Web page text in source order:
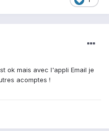
ok mais avec l'appli Email je
acomptes !